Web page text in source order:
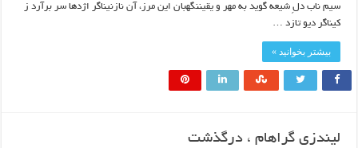
سیم ناب دلِ شیعه گوید به مهر و یقیننگهبان این مرز، آن نازنیناگر اژدها سر برآرد ز
کیناگر دیو تازد …
بیشتر بخوانید »
لیندزی گراهام ، درگذشت